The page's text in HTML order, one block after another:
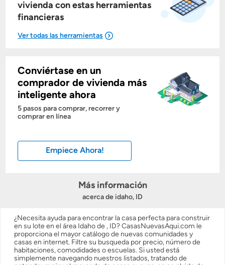
vivienda con estas herramientas
financieras
Mostrarme lo que puedo pagar
Costos casa nueva vs. usada
Calcular mi hipoteca
Obtener Aprobación Previa
Seguro de propietarios
Conviértase en un
comprador de vivienda más
inteligente ahora
5 pasos para comprar, recorrer y
comprar en línea
Empiece Ahora!
Más información
acerca de idaho, ID
¿Necesita ayuda para encontrar la casa perfecta para construir
en su lote en el área Idaho de , ID? CasasNuevasAqui.com le
proporciona el mayor catálogo de nuevas comunidades y
casas en internet. Filtre su busqueda por precio, número de
habitaciones, comodidades o escuelas. Si usted está
simplemente navegando nuestros listados, tratando de